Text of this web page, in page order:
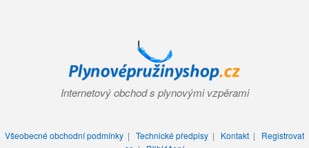
Internetový obchod s plynovými vzpěrami
Všeobecné obchodní podmínky | Technické předpisy | Kontakt | Registrovat